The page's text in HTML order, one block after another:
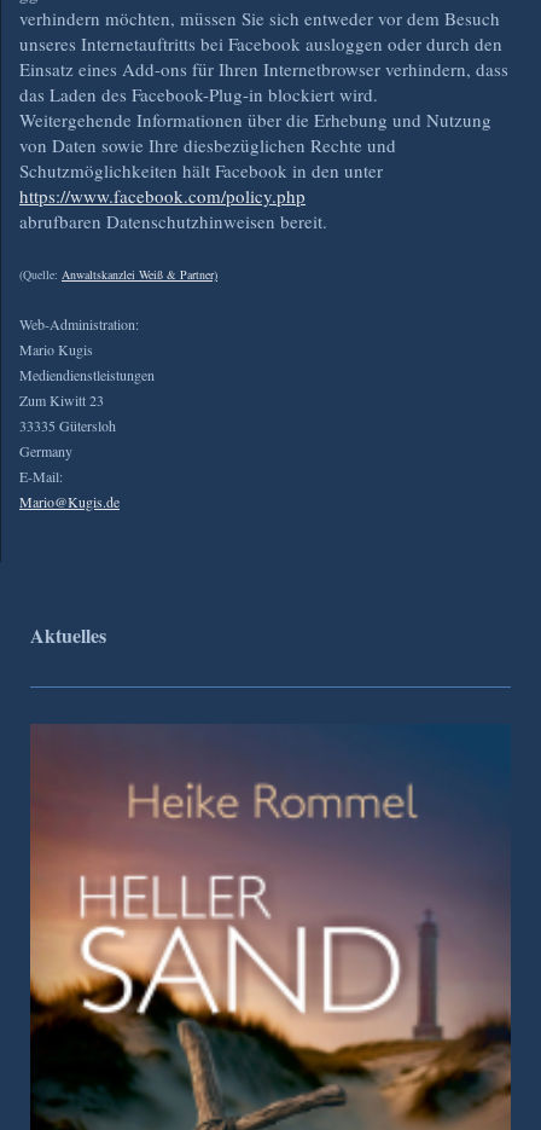
verhindern möchten, müssen Sie sich entweder vor dem Besuch
unseres Internetauftritts bei Facebook ausloggen oder durch den
Einsatz eines Add-ons für Ihren Internetbrowser verhindern, dass
das Laden des Facebook-Plug-in blockiert wird.
Weitergehende Informationen über die Erhebung und Nutzung
von Daten sowie Ihre diesbezüglichen Rechte und
Schutzmöglichkeiten hält Facebook in den unter
https://www.facebook.com/policy.php
abrufbaren Datenschutzhinweisen bereit.
(Quelle: Anwaltskanzlei Weiß & Partner)
Web-Administration:
Mario Kugis
Mediendienstleistungen
Zum Kiwitt 23
33335 Gütersloh
Germany
E-Mail:
Mario@Kugis.de
Aktuelles